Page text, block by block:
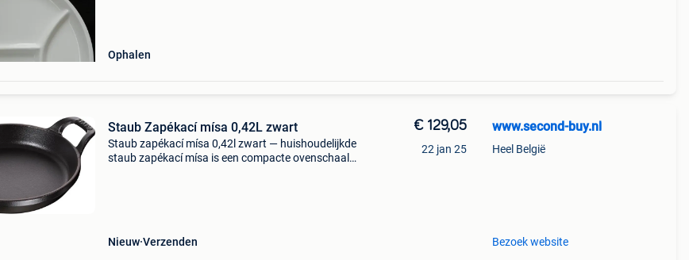
Ophalen
Staub Zapékací mísa 0,42L zwart
Staub zapékací mísa 0,42l zwart — huishoudelijkde
staub zapékací mísa is een compacte ovenschaal
Nieuw Verzenden
€ 129,05
22 jan 25
www.second-buy.nl
Heel België
Bezoek website